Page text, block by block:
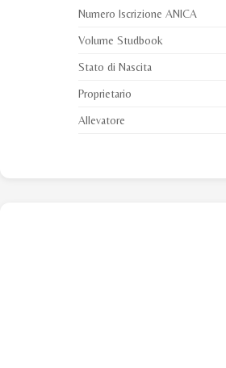
Numero Iscrizione ANICA
Volume Studbook
Stato di Nascita
Proprietario
Allevatore